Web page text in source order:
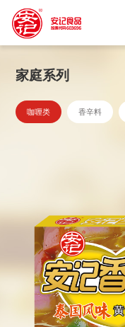
家庭系列
咖喱类 香辛料